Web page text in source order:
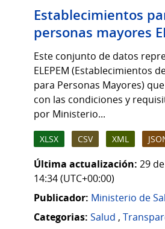
Establecimientos
personas mayores
Este conjunto de datos
ELEPEM (Establecimientos
para Personas Mayores)
con las condiciones y
por Ministerio...
XLSX CSV XML
Última actualización: 29
14:34 (UTC+00:00)
Publicador: Ministerio de
Categorias: Salud ,